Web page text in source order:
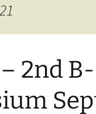
2nd B-